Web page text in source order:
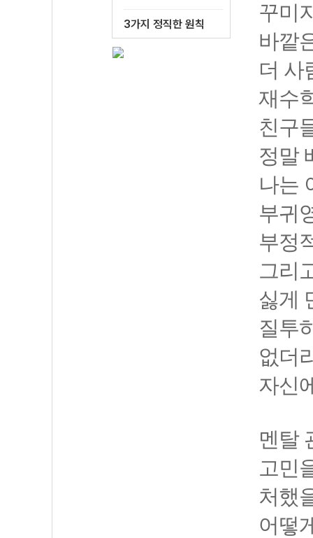
3가지 정직한 원칙
꾸미
바깥
더 사
재수
친구
정말
나는
부귀
부정
그리
싫게
질투
없더
자신
멘탈
고민
처했
어떻